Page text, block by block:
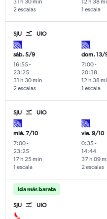
2 escalas
1 escala
SJU UIO
sáb. 5/9
16:55-
23:25
2 escalas
31 h 30 min
dom. 13/
7:00-
20:38
1 escala
12 h 38
SJU UIO
mié. 7/10
7:00-
23:25
1 escala
17 h 25 min
vie. 9/10
0:35-
14:44
2 escalas
37 h 09
Ida más barata
SJU UIO